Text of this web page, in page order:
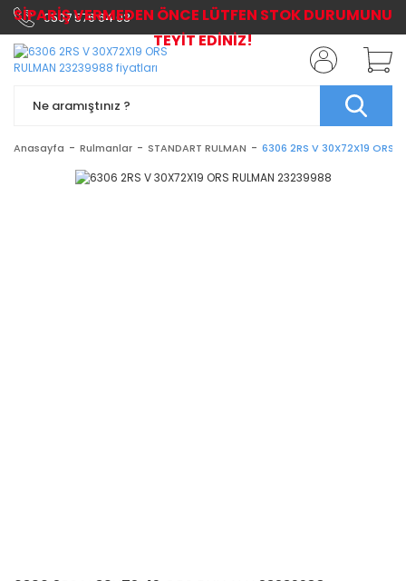
0507 576 64 03
Anasayfa Rulmanlar STANDART RULMAN 6306 2RS V 30X72X19 ORS
SİPARİŞ VERMEDEN ÖNCE LÜTFEN STOK DURUMUNU
TEYİT EDİNİZ!